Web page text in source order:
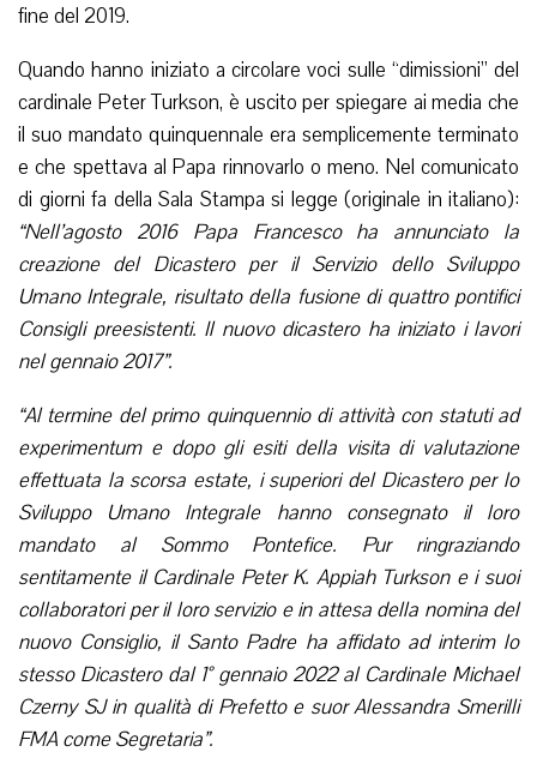
fine del 2019.
Quando hanno iniziato a circolare voci sulle “dimissioni” del
cardinale Peter Turkson, è uscito per spiegare ai media che
il suo mandato quinquennale era semplicemente terminato
e che spettava al Papa rinnovarlo o meno. Nel comunicato
di giorni fa della Sala Stampa si legge (originale in italiano):
“Nell’agosto 2016 Papa Francesco ha annunciato la
creazione del Dicastero per il Servizio dello Sviluppo
Umano Integrale, risultato della fusione di quattro pontifici
Consigli preesistenti. Il nuovo dicastero ha iniziato i lavori
nel gennaio 2017”.
“Al termine del primo quinquennio di attività con statuti ad
experimentum e dopo gli esiti della visita di valutazione
effettuata la scorsa estate, i superiori del Dicastero per lo
Sviluppo Umano Integrale hanno consegnato il loro
mandato al Sommo Pontefice. Pur ringraziando
sentitamente il Cardinale Peter K. Appiah Turkson e i suoi
collaboratori per il loro servizio e in attesa della nomina del
nuovo Consiglio, il Santo Padre ha affidato ad interim lo
stesso Dicastero dal 1° gennaio 2022 al Cardinale Michael
Czerny SJ in qualità di Prefetto e suor Alessandra Smerilli
FMA come Segretaria”.